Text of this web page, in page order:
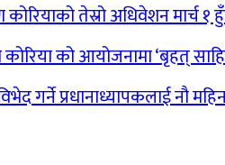
कोरियाको तेस्रो अधिवेशन मार्च १
कोरिया को आयोजनामा ‘बृहत्
गर्ने प्रधानाध्यापकलाई नौ